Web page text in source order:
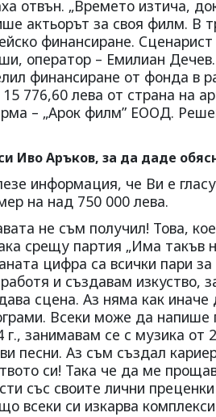
отвън. „Времето изтича,
актьорът за своя филм. В
финансиране.
оператор – Емилиан
финансиране от фонда в
776,60 лева от страна на
– „Арок филм” ЕООД.
Иво Аръков, за да даде
информация, че Ви е
на над 750 000 лева.
не съм получил! Това,
срещу партия „Има такъв
цифра са всички пари
и създавам изкуство,
сцена. Аз няма как
Всеки може да напише
г., занимавам се с музика от
песни. Аз съм създал
си! Така че да ме
със своите лични
всеки си изкарва